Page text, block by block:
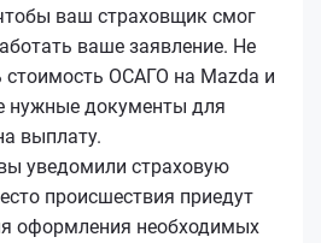
ваш страховщик смог
ваше заявление. Не
стоимость ОСАГО на Mazda и
нужные документы для
выплату.
уведомили страховую
происшествия приедут
оформления необходимых